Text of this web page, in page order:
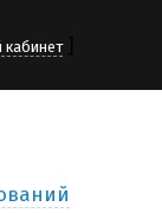
кабинет